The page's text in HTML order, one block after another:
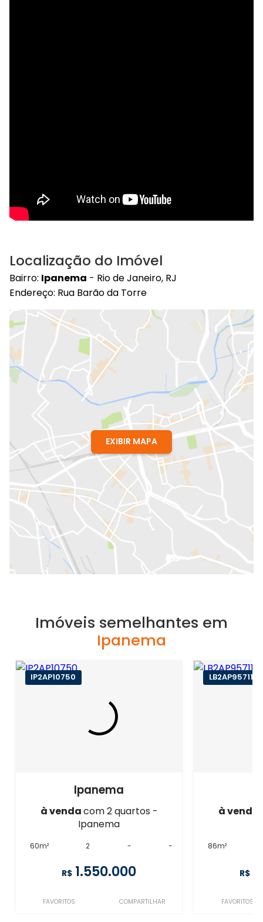
Localização do Imóvel
Bairro: Ipanema - Rio de Janeiro, RJ
Endereço: Rua Barão da Torre
EXIBIR MAPA
Imóveis semelhantes em
Ipanema
IP2AP10750
Ipanema
à vendacom 2 quartos -
Ipanema
60m² 2 - -
R$ 1.550.000
FAVORITOS COMPARTILHAR
LB2AP95711
à venda
86m²
R$
FAVORITOS